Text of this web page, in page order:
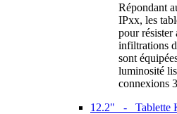
Répondant
IPxx, les
pour résister
infiltrations
sont
luminosité
connexions
12.2" - Tablette